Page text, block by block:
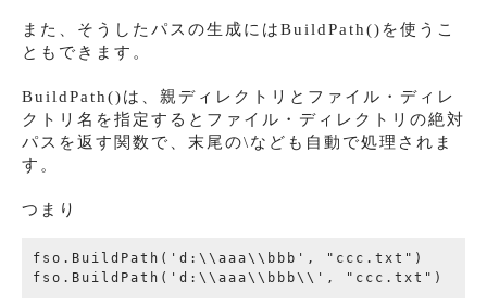
また、そうしたパスの生成にはBuildPath()を使うこ
ともできます。
BuildPath()は、親ディレクトリとファイル・ディレ
クトリ名を指定するとファイル・ディレクトリの絶対
パスを返す関数で、末尾の\なども自動で処理されま
す。
つまり
fso.BuildPath('d:\\aaa\\bbb', "ccc.txt")